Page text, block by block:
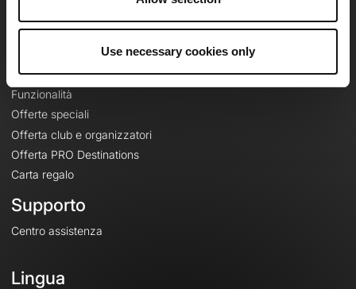
Use necessary cookies only
Le Mag'
Mappe di base topografiche
Funzionalità
Offerte speciali
Offerta club e organizzatori
Offerta PRO Destinations
Carta regalo
Supporto
Centro assistenza
Lingua